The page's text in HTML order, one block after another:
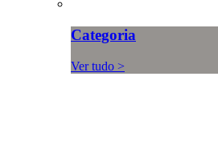
Categoria
Ver tudo >